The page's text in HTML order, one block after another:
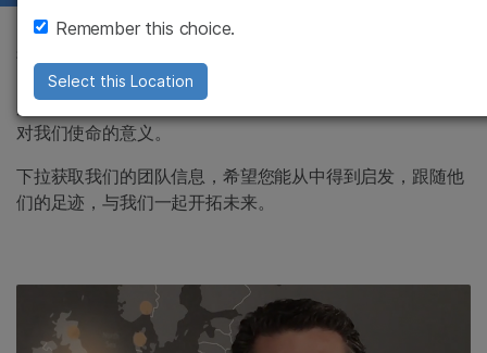
支持
推荐内容链接
我们邀请了一些员工谈论他们的职业生涯以及成为Illumina团
队成员的体验。无论是驱动研究、将产品推向临床应用，或
是测试和维护我们的产品和工艺，他们都能理解自己的工作
对我们使命的意义。
下拉获取我们的团队信息，希望您能从中得到启发，跟随他
们的足迹，与我们一起开拓未来。
Remember this choice.
Select this Location